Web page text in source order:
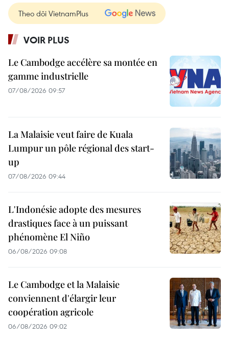
Theo dõi VietnamPlus
VOIR PLUS
Le Cambodge accélère sa montée en
gamme industrielle
07/08/2026 09:57
La Malaisie veut faire de Kuala
Lumpur un pôle régional des start-
up
07/08/2026 09:44
L'Indonésie adopte des mesures
drastiques face à un puissant
phénomène El Niño
06/08/2026 09:08
Le Cambodge et la Malaisie
conviennent d'élargir leur
coopération agricole
06/08/2026 09:02